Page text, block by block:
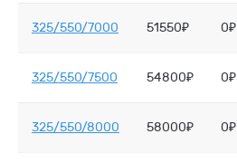
325/550/7000 51550₽ 0₽
325/550/7500 54800₽ 0₽
325/550/8000 58000₽ 0₽